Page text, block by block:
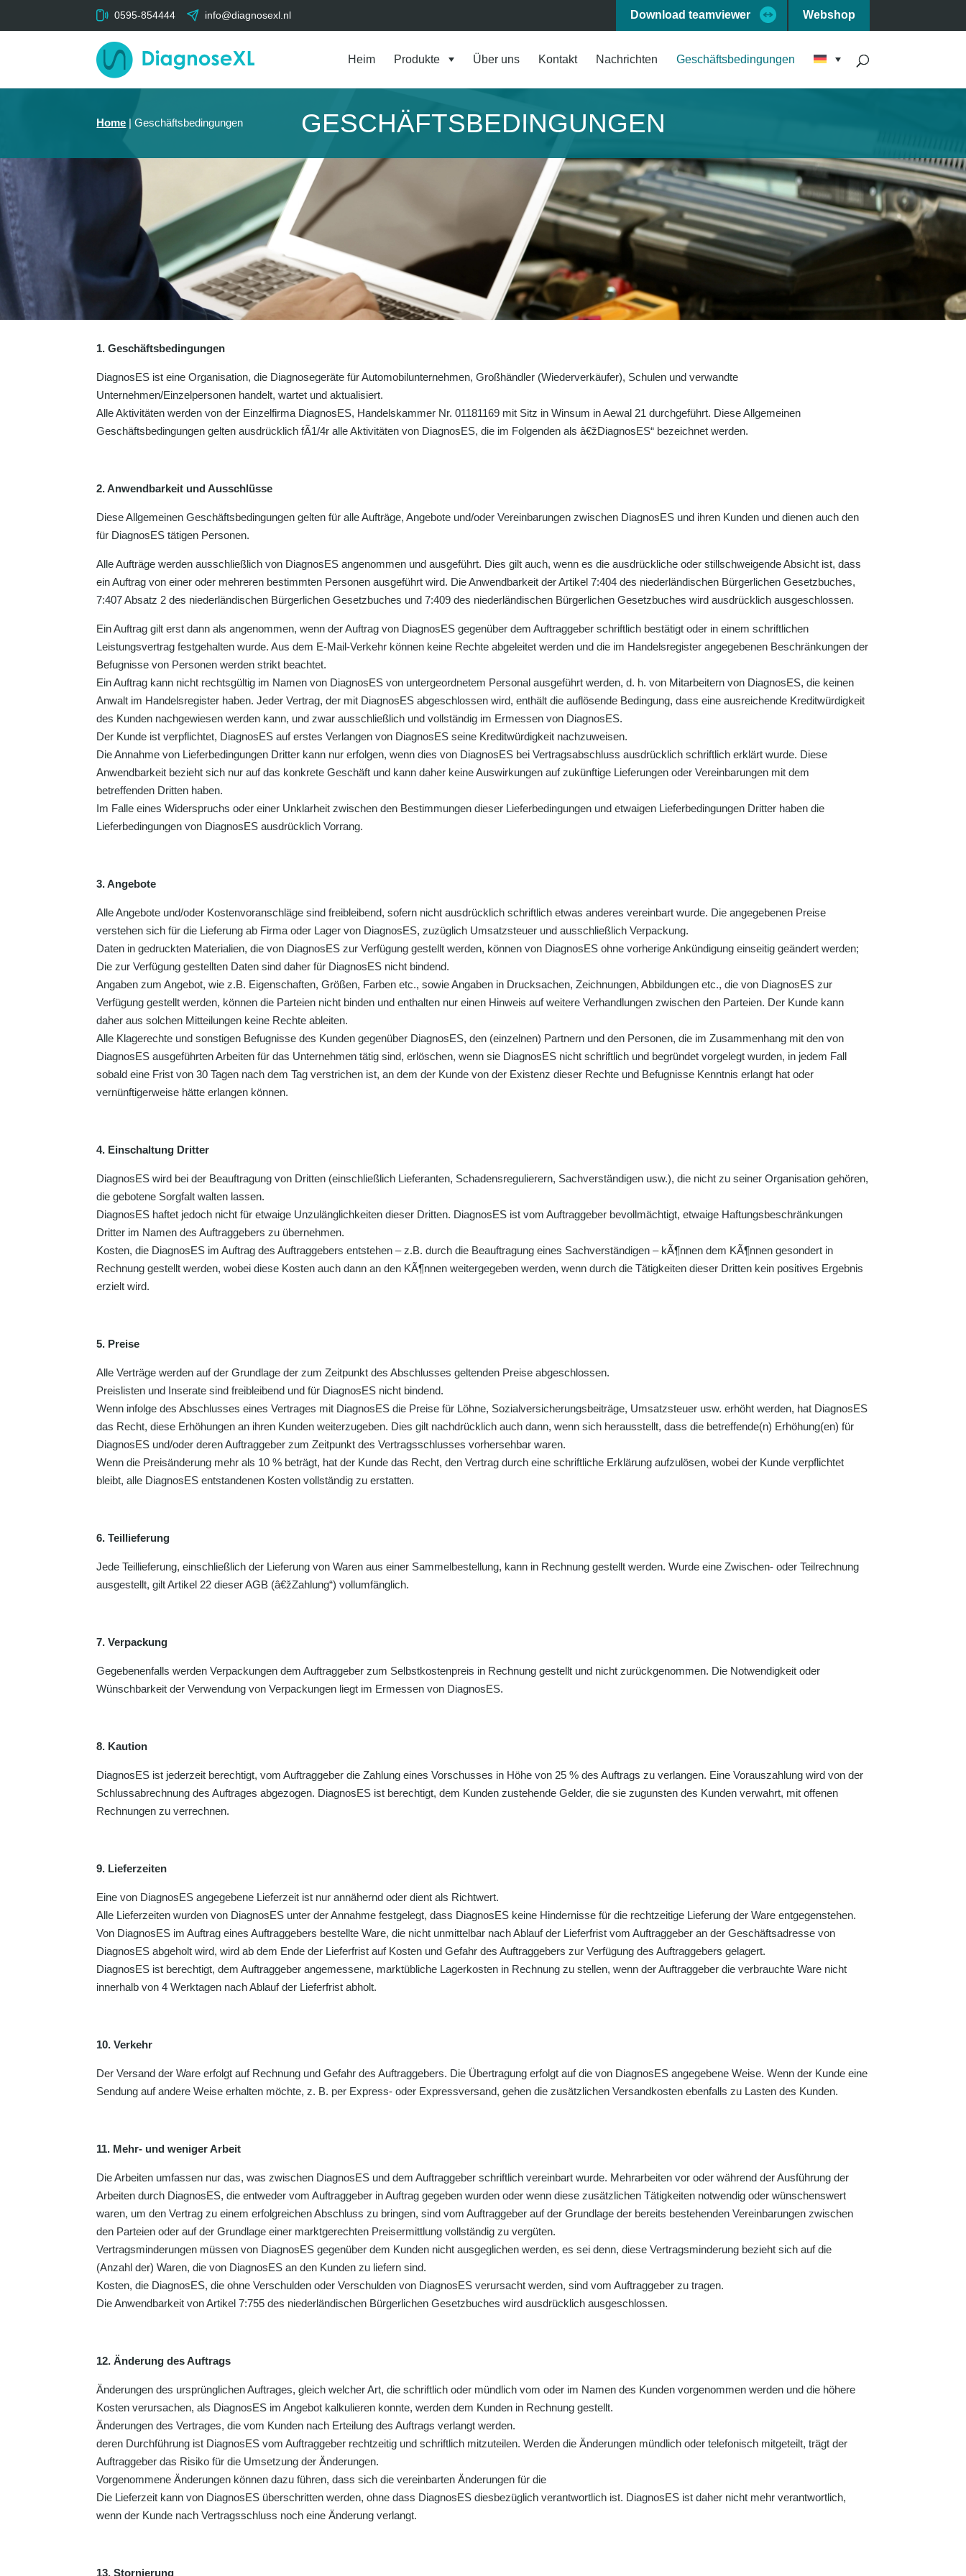
0595-854444 info@diagnosexl.nl Download teamviewer Webshop
Heim Produkte Über uns Kontakt Nachrichten Geschäftsbedingungen
GESCHÄFTSBEDINGUNGEN
Home |Geschäftsbedingungen
1. Geschäftsbedingungen
DiagnosES ist eine Organisation, die Diagnosegeräte für Automobilunternehmen, Großhändler (Wiederverkäufer), Schulen und verwandte
Unternehmen/Einzelpersonen handelt, wartet und aktualisiert.
Alle Aktivitäten werden von der Einzelfirma DiagnosES, Handelskammer Nr. 01181169 mit Sitz in Winsum in Aewal 21 durchgeführt. Diese Allgemeinen
Geschäftsbedingungen gelten ausdrücklich fÃ1/4r alle Aktivitäten von DiagnosES, die im Folgenden als â€žDiagnosES“ bezeichnet werden.
2. Anwendbarkeit und Ausschlüsse
Diese Allgemeinen Geschäftsbedingungen gelten für alle Aufträge, Angebote und/oder Vereinbarungen zwischen DiagnosES und ihren Kunden und dienen auch den
für DiagnosES tätigen Personen.
Alle Aufträge werden ausschließlich von DiagnosES angenommen und ausgeführt. Dies gilt auch, wenn es die ausdrückliche oder stillschweigende Absicht ist, dass
ein Auftrag von einer oder mehreren bestimmten Personen ausgeführt wird. Die Anwendbarkeit der Artikel 7:404 des niederländischen Bürgerlichen Gesetzbuches,
7:407 Absatz 2 des niederländischen Bürgerlichen Gesetzbuches und 7:409 des niederländischen Bürgerlichen Gesetzbuches wird ausdrücklich ausgeschlossen.
Ein Auftrag gilt erst dann als angenommen, wenn der Auftrag von DiagnosES gegenüber dem Auftraggeber schriftlich bestätigt oder in einem schriftlichen
Leistungsvertrag festgehalten wurde. Aus dem E-Mail-Verkehr können keine Rechte abgeleitet werden und die im Handelsregister angegebenen Beschränkungen der
Befugnisse von Personen werden strikt beachtet.
Ein Auftrag kann nicht rechtsgültig im Namen von DiagnosES von untergeordnetem Personal ausgeführt werden, d. h. von Mitarbeitern von DiagnosES, die keinen
Anwalt im Handelsregister haben. Jeder Vertrag, der mit DiagnosES abgeschlossen wird, enthält die auflösende Bedingung, dass eine ausreichende Kreditwürdigkeit
des Kunden nachgewiesen werden kann, und zwar ausschließlich und vollständig im Ermessen von DiagnosES.
Der Kunde ist verpflichtet, DiagnosES auf erstes Verlangen von DiagnosES seine Kreditwürdigkeit nachzuweisen.
Die Annahme von Lieferbedingungen Dritter kann nur erfolgen, wenn dies von DiagnosES bei Vertragsabschluss ausdrücklich schriftlich erklärt wurde. Diese
Anwendbarkeit bezieht sich nur auf das konkrete Geschäft und kann daher keine Auswirkungen auf zukünftige Lieferungen oder Vereinbarungen mit dem
betreffenden Dritten haben.
Im Falle eines Widerspruchs oder einer Unklarheit zwischen den Bestimmungen dieser Lieferbedingungen und etwaigen Lieferbedingungen Dritter haben die
Lieferbedingungen von DiagnosES ausdrücklich Vorrang.
3. Angebote
Alle Angebote und/oder Kostenvoranschläge sind freibleibend, sofern nicht ausdrücklich schriftlich etwas anderes vereinbart wurde. Die angegebenen Preise
verstehen sich für die Lieferung ab Firma oder Lager von DiagnosES, zuzüglich Umsatzsteuer und ausschließlich Verpackung.
Daten in gedruckten Materialien, die von DiagnosES zur Verfügung gestellt werden, können von DiagnosES ohne vorherige Ankündigung einseitig geändert werden;
Die zur Verfügung gestellten Daten sind daher für DiagnosES nicht bindend.
Angaben zum Angebot, wie z.B. Eigenschaften, Größen, Farben etc., sowie Angaben in Drucksachen, Zeichnungen, Abbildungen etc., die von DiagnosES zur
Verfügung gestellt werden, können die Parteien nicht binden und enthalten nur einen Hinweis auf weitere Verhandlungen zwischen den Parteien. Der Kunde kann
daher aus solchen Mitteilungen keine Rechte ableiten.
Alle Klagerechte und sonstigen Befugnisse des Kunden gegenüber DiagnosES, den (einzelnen) Partnern und den Personen, die im Zusammenhang mit den von
DiagnosES ausgeführten Arbeiten für das Unternehmen tätig sind, erlöschen, wenn sie DiagnosES nicht schriftlich und begründet vorgelegt wurden, in jedem Fall
sobald eine Frist von 30 Tagen nach dem Tag verstrichen ist, an dem der Kunde von der Existenz dieser Rechte und Befugnisse Kenntnis erlangt hat oder
vernünftigerweise hätte erlangen können.
4. Einschaltung Dritter
DiagnosES wird bei der Beauftragung von Dritten (einschließlich Lieferanten, Schadensregulierern, Sachverständigen usw.), die nicht zu seiner Organisation gehören,
die gebotene Sorgfalt walten lassen.
DiagnosES haftet jedoch nicht für etwaige Unzulänglichkeiten dieser Dritten. DiagnosES ist vom Auftraggeber bevollmächtigt, etwaige Haftungsbeschränkungen
Dritter im Namen des Auftraggebers zu übernehmen.
Kosten, die DiagnosES im Auftrag des Auftraggebers entstehen – z.B. durch die Beauftragung eines Sachverständigen – kÃ¶nnen dem KÃ¶nnen gesondert in
Rechnung gestellt werden, wobei diese Kosten auch dann an den KÃ¶nnen weitergegeben werden, wenn durch die Tätigkeiten dieser Dritten kein positives Ergebnis
erzielt wird.
5. Preise
Alle Verträge werden auf der Grundlage der zum Zeitpunkt des Abschlusses geltenden Preise abgeschlossen.
Preislisten und Inserate sind freibleibend und für DiagnosES nicht bindend.
Wenn infolge des Abschlusses eines Vertrages mit DiagnosES die Preise für Löhne, Sozialversicherungsbeiträge, Umsatzsteuer usw. erhöht werden, hat DiagnosES
das Recht, diese Erhöhungen an ihren Kunden weiterzugeben. Dies gilt nachdrücklich auch dann, wenn sich herausstellt, dass die betreffende(n) Erhöhung(en) für
DiagnosES und/oder deren Auftraggeber zum Zeitpunkt des Vertragsschlusses vorhersehbar waren.
Wenn die Preisänderung mehr als 10 % beträgt, hat der Kunde das Recht, den Vertrag durch eine schriftliche Erklärung aufzulösen, wobei der Kunde verpflichtet
bleibt, alle DiagnosES entstandenen Kosten vollständig zu erstatten.
6. Teillieferung
Jede Teillieferung, einschließlich der Lieferung von Waren aus einer Sammelbestellung, kann in Rechnung gestellt werden. Wurde eine Zwischen- oder Teilrechnung
ausgestellt, gilt Artikel 22 dieser AGB (â€žZahlung“) vollumfänglich.
7. Verpackung
Gegebenenfalls werden Verpackungen dem Auftraggeber zum Selbstkostenpreis in Rechnung gestellt und nicht zurückgenommen. Die Notwendigkeit oder
Wünschbarkeit der Verwendung von Verpackungen liegt im Ermessen von DiagnosES.
8. Kaution
DiagnosES ist jederzeit berechtigt, vom Auftraggeber die Zahlung eines Vorschusses in Höhe von 25 % des Auftrags zu verlangen. Eine Vorauszahlung wird von der
Schlussabrechnung des Auftrages abgezogen. DiagnosES ist berechtigt, dem Kunden zustehende Gelder, die sie zugunsten des Kunden verwahrt, mit offenen
Rechnungen zu verrechnen.
9. Lieferzeiten
Eine von DiagnosES angegebene Lieferzeit ist nur annähernd oder dient als Richtwert.
Alle Lieferzeiten wurden von DiagnosES unter der Annahme festgelegt, dass DiagnosES keine Hindernisse für die rechtzeitige Lieferung der Ware entgegenstehen.
Von DiagnosES im Auftrag eines Auftraggebers bestellte Ware, die nicht unmittelbar nach Ablauf der Lieferfrist vom Auftraggeber an der Geschäftsadresse von
DiagnosES abgeholt wird, wird ab dem Ende der Lieferfrist auf Kosten und Gefahr des Auftraggebers zur Verfügung des Auftraggebers gelagert.
DiagnosES ist berechtigt, dem Auftraggeber angemessene, marktübliche Lagerkosten in Rechnung zu stellen, wenn der Auftraggeber die verbrauchte Ware nicht
innerhalb von 4 Werktagen nach Ablauf der Lieferfrist abholt.
10. Verkehr
Der Versand der Ware erfolgt auf Rechnung und Gefahr des Auftraggebers. Die Übertragung erfolgt auf die von DiagnosES angegebene Weise. Wenn der Kunde eine
Sendung auf andere Weise erhalten möchte, z. B. per Express- oder Expressversand, gehen die zusätzlichen Versandkosten ebenfalls zu Lasten des Kunden.
11. Mehr- und weniger Arbeit
Die Arbeiten umfassen nur das, was zwischen DiagnosES und dem Auftraggeber schriftlich vereinbart wurde. Mehrarbeiten vor oder während der Ausführung der
Arbeiten durch DiagnosES, die entweder vom Auftraggeber in Auftrag gegeben wurden oder wenn diese zusätzlichen Tätigkeiten notwendig oder wünschenswert
waren, um den Vertrag zu einem erfolgreichen Abschluss zu bringen, sind vom Auftraggeber auf der Grundlage der bereits bestehenden Vereinbarungen zwischen
den Parteien oder auf der Grundlage einer marktgerechten Preisermittlung vollständig zu vergüten.
Vertragsminderungen müssen von DiagnosES gegenüber dem Kunden nicht ausgeglichen werden, es sei denn, diese Vertragsminderung bezieht sich auf die
(Anzahl der) Waren, die von DiagnosES an den Kunden zu liefern sind.
Kosten, die DiagnosES, die ohne Verschulden oder Verschulden von DiagnosES verursacht werden, sind vom Auftraggeber zu tragen.
Die Anwendbarkeit von Artikel 7:755 des niederländischen Bürgerlichen Gesetzbuches wird ausdrücklich ausgeschlossen.
12. Änderung des Auftrags
Änderungen des ursprünglichen Auftrages, gleich welcher Art, die schriftlich oder mündlich vom oder im Namen des Kunden vorgenommen werden und die höhere
Kosten verursachen, als DiagnosES im Angebot kalkulieren konnte, werden dem Kunden in Rechnung gestellt.
Änderungen des Vertrages, die vom Kunden nach Erteilung des Auftrags verlangt werden.
deren Durchführung ist DiagnosES vom Auftraggeber rechtzeitig und schriftlich mitzuteilen. Werden die Änderungen mündlich oder telefonisch mitgeteilt, trägt der
Auftraggeber das Risiko für die Umsetzung der Änderungen.
Vorgenommene Änderungen können dazu führen, dass sich die vereinbarten Änderungen für die
Die Lieferzeit kann von DiagnosES überschritten werden, ohne dass DiagnosES diesbezüglich verantwortlich ist. DiagnosES ist daher nicht mehr verantwortlich,
wenn der Kunde nach Vertragsschluss noch eine Änderung verlangt.
13. Stornierung